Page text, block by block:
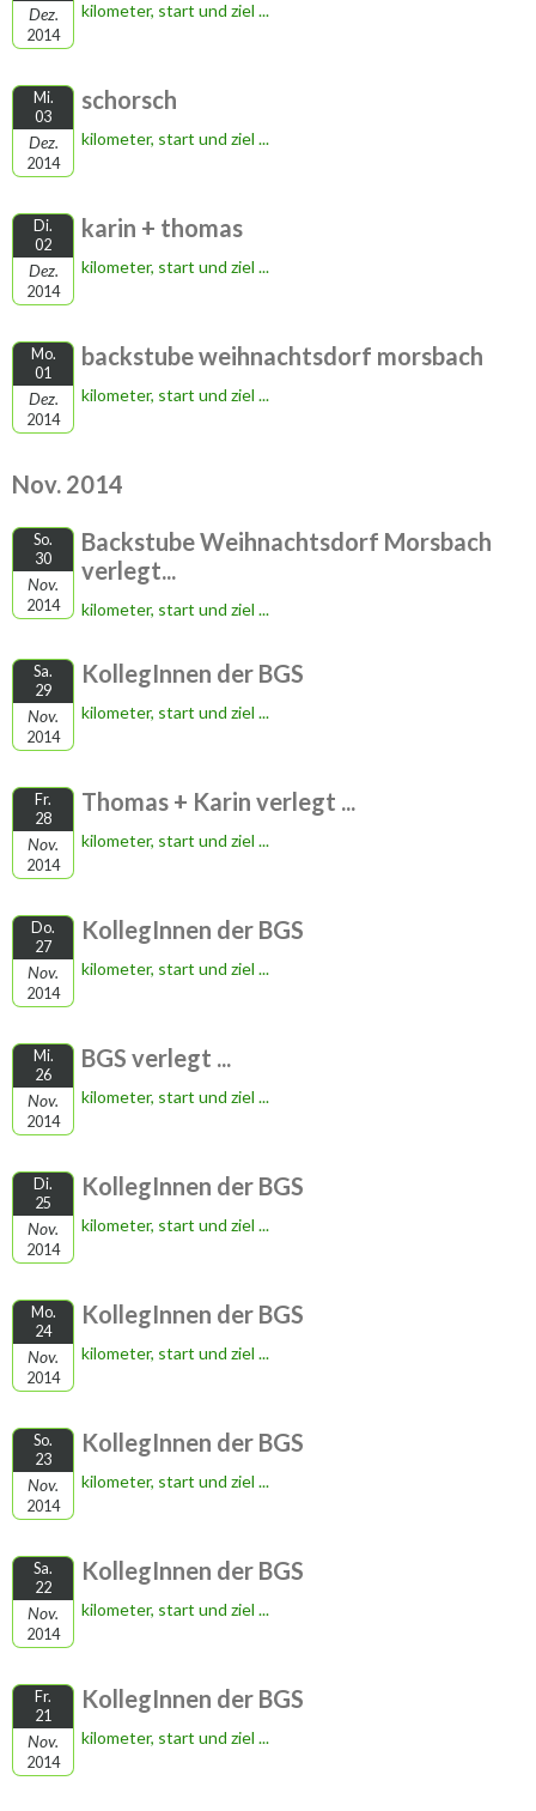
Dez.
2014
kilometer, start und ziel ...
Mi.
03
Dez.
2014
schorsch
kilometer, start und ziel ...
Di.
02
Dez.
2014
karin + thomas
kilometer, start und ziel ...
Mo.
01
Dez.
2014
backstube weihnachtsdorf morsbach
kilometer, start und ziel ...
Nov. 2014
So.
30
Nov.
2014
Backstube Weihnachtsdorf Morsbach
verlegt...
kilometer, start und ziel ...
Sa.
29
Nov.
2014
KollegInnen der BGS
kilometer, start und ziel ...
Fr.
28
Nov.
2014
Thomas + Karin verlegt ...
kilometer, start und ziel ...
Do.
27
Nov.
2014
KollegInnen der BGS
kilometer, start und ziel ...
Mi.
26
Nov.
2014
BGS verlegt ...
kilometer, start und ziel ...
Di.
25
Nov.
2014
KollegInnen der BGS
kilometer, start und ziel ...
Mo.
24
Nov.
2014
KollegInnen der BGS
kilometer, start und ziel ...
So.
23
Nov.
2014
KollegInnen der BGS
kilometer, start und ziel ...
Sa.
22
Nov.
2014
KollegInnen der BGS
kilometer, start und ziel ...
Fr.
21
Nov.
2014
KollegInnen der BGS
kilometer, start und ziel ...